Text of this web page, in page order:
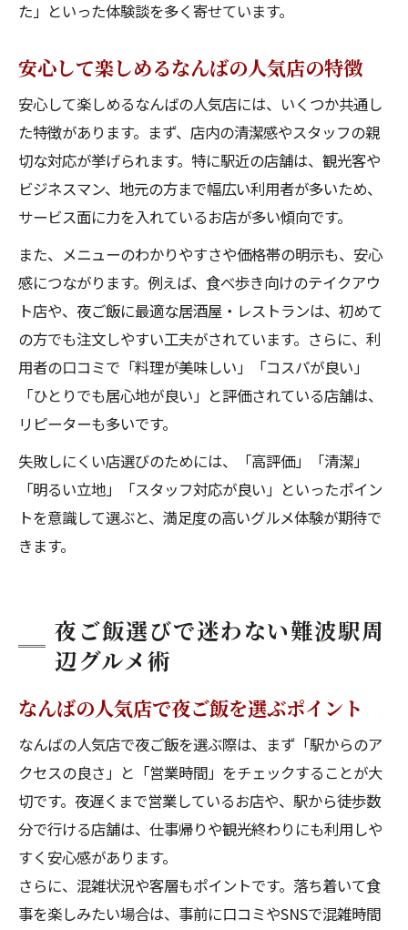
た」といった体験談を多く寄せています。
安心して楽しめるなんばの人気店の特徴
安心して楽しめるなんばの人気店には、いくつか共通し
た特徴があります。まず、店内の清潔感やスタッフの親
切な対応が挙げられます。特に駅近の店舗は、観光客や
ビジネスマン、地元の方まで幅広い利用者が多いため、
サービス面に力を入れているお店が多い傾向です。
また、メニューのわかりやすさや価格帯の明示も、安心
感につながります。例えば、食べ歩き向けのテイクアウ
ト店や、夜ご飯に最適な居酒屋・レストランは、初めて
の方でも注文しやすい工夫がされています。さらに、利
用者の口コミで「料理が美味しい」「コスパが良い」
「ひとりでも居心地が良い」と評価されている店舗は、
リピーターも多いです。
失敗しにくい店選びのためには、「高評価」「清潔」
「明るい立地」「スタッフ対応が良い」といったポイン
トを意識して選ぶと、満足度の高いグルメ体験が期待で
きます。
夜ご飯選びで迷わない難波駅周
辺グルメ術
なんばの人気店で夜ご飯を選ぶポイント
なんばの人気店で夜ご飯を選ぶ際は、まず「駅からのア
クセスの良さ」と「営業時間」をチェックすることが大
切です。夜遅くまで営業しているお店や、駅から徒歩数
分で行ける店舗は、仕事帰りや観光終わりにも利用しや
すく安心感があります。
さらに、混雑状況や客層もポイントです。落ち着いて食
事を楽しみたい場合は、事前に口コミやSNSで混雑時間